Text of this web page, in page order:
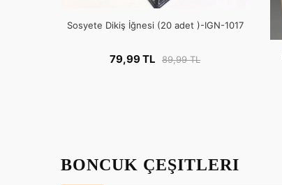
Sosyete Dikiş İğnesi (20 adet )-IGN-1017
79,99 TL 89,99 TL
BONCUK ÇEŞITLERI